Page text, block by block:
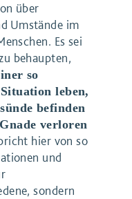
über
Umstände im
Es sei
behaupten,
so
leben,
befinden
verloren
hier von so
und
sondern